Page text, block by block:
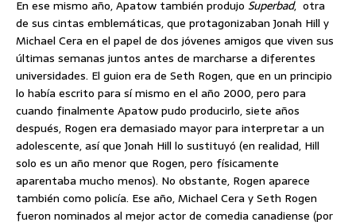
En ese mismo año, Apatow también produjo Superbad, otra
de sus cintas emblemáticas, que protagonizaban Jonah Hill y
Michael Cera en el papel de dos jóvenes amigos que viven sus
últimas semanas juntos antes de marcharse a diferentes
universidades. El guion era de Seth Rogen, que en un principio
lo había escrito para sí mismo en el año 2000, pero para
cuando finalmente Apatow pudo producirlo, siete años
después, Rogen era demasiado mayor para interpretar a un
adolescente, así que Jonah Hill lo sustituyó (en realidad, Hill
solo es un año menor que Rogen, pero físicamente
aparentaba mucho menos). No obstante, Rogen aparece
también como policía. Ese año, Michael Cera y Seth Rogen
fueron nominados al mejor actor de comedia canadiense (por